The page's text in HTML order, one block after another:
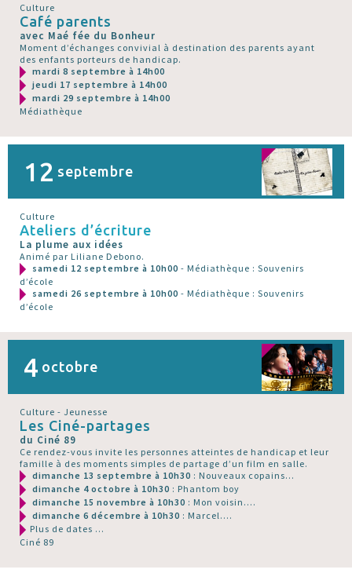
Culture
Café parents
avec Maé fée du Bonheur
Moment d’échanges convivial à destination des parents ayant
des enfants porteurs de handicap.
mardi 8 septembre à 14h00
jeudi 17 septembre à 14h00
mardi 29 septembre à 14h00
Médiathèque
12 septembre
Culture
Ateliers d’écriture
La plume aux idées
Animé par Liliane Debono.
samedi 12 septembre à 10h00 - Médiathèque : Souvenirs
d’école
samedi 26 septembre à 10h00 - Médiathèque : Souvenirs
d’école
4 octobre
Culture - Jeunesse
Les Ciné-partages
du Ciné 89
Ce rendez-vous invite les personnes atteintes de handicap et leur
famille à des moments simples de partage d’un film en salle.
dimanche 13 septembre à 10h30 : Nouveaux copains...
dimanche 4 octobre à 10h30 : Phantom boy
dimanche 15 novembre à 10h30 : Mon voisin....
dimanche 6 décembre à 10h30 : Marcel....
Plus de dates ...
Ciné 89